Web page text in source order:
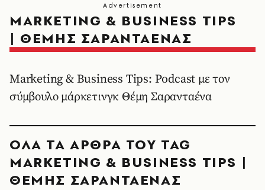
MARKETING & BUSINESS TIPS
| ΘΕΜΗΣ ΣΑΡΑΝΤΑΕΝΑΣ
Marketing & Business Tips: Podcast με τον
σύμβουλο μάρκετινγκ Θέμη Σαρανταένα
ΟΛΑ ΤΑ ΑΡΘΡΑ ΤΟΥ TAG
MARKETING & BUSINESS TIPS |
ΘΕΜΗΣ ΣΑΡΑΝΤΑΕΝΑΣ